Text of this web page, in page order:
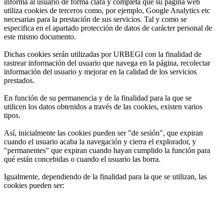
informa al usuario de forma clara y completa que su página web
utiliza cookies de terceros como, por ejemplo, Google Analytics etc
necesarias para la prestación de sus servicios. Tal y como se
especifica en el apartado protección de datos de carácter personal de
este mismo documento.
Dichas cookies serán utilizadas por URBEGI con la finalidad de
rastrear información del usuario que navega en la página, recolectar
información del usuario y mejorar en la calidad de los servicios
prestados.
En función de su permanencia y de la finalidad para la que se
utilicen los datos obtenidos a través de las cookies, existen varios
tipos.
Así, inicialmente las cookies pueden ser "de sesión", que expiran
cuando el usuario acaba la navegación y cierra el explorador, y
"permanentes" que expiran cuando hayan cumplido la función para
qué están concebidas o cuando el usuario las borra.
Igualmente, dependiendo de la finalidad para la que se utilizan, las
cookies pueden ser: